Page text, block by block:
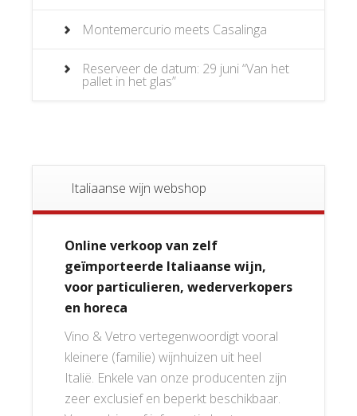
Montemercurio meets Casalinga
Reserveer de datum: 29 juni “Van het
pallet in het glas”
Italiaanse wijn webshop
Online verkoop van zelf
geïmporteerde Italiaanse wijn,
voor particulieren, wederverkopers
en horeca
Vino & Vetro vertegenwoordigt vooral
kleinere (familie) wijnhuizen uit heel
Italië. Enkele van onze producenten zijn
zeer exclusief en beperkt beschikbaar.